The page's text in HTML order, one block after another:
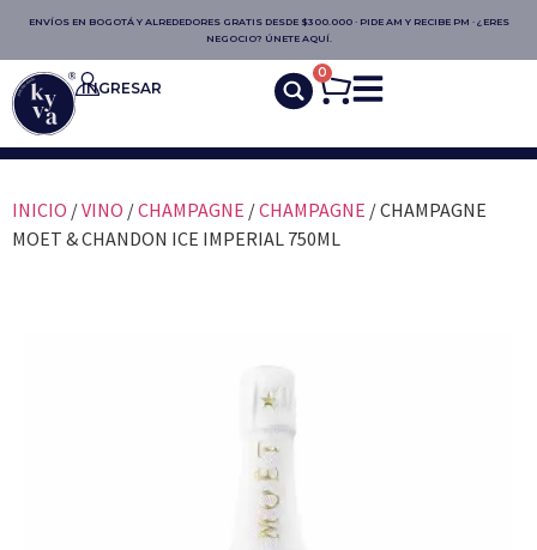
ENVÍOS EN BOGOTÁ Y ALREDEDORES GRATIS DESDE $300.000 · PIDE AM Y RECIBE PM · ¿ERES
NEGOCIO? ÚNETE AQUÍ.
INGRESAR
0
INICIO /VINO /CHAMPAGNE /CHAMPAGNE / CHAMPAGNE
MOET & CHANDON ICE IMPERIAL 750ML